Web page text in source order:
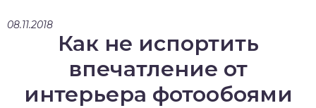
08.11.2018
Как не испортить
впечатление от
интерьера фотообоями